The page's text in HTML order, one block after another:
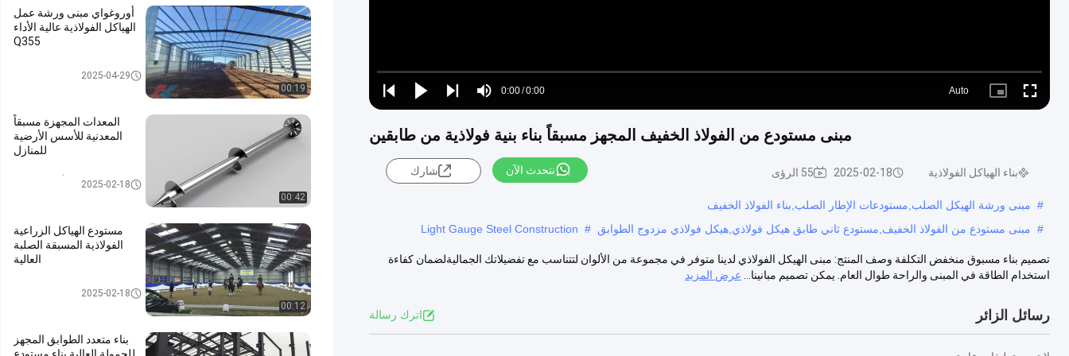
Play
Play
Play
Mute
Time
0:00/0:00
Loaded:
0%
Auto
Picture- Fullscreen
مبنى مستودع من الفولاذ الخفيف المجهز مسبقاً بناء بنية فولاذية من طابقين
بناء الهياكل الفولاذية 2025-02-18 55 الرؤى نتحدث الآن شارك
# مبنى ورشة الهيكل الصلب,مستودعات الإطار الصلب,بناء الفولاذ الخفيف
# مبنى مستودع من الفولاذ الخفيف,مستودع ثاني طابق هيكل فولاذي,هيكل فولاذي مزدوج الطوابق #
Light Gauge Steel Construction
تصميم بناء مسبوق منخفض التكلفة وصف المنتج: مبنى الهيكل الفولاذي لدينا متوفر في مجموعة من الألوان لتتناسب مع تفضيلاتك الجماليةلضمان كفاءة
استخدام الطاقة في المبنى والراحة طوال العام. يمكن تصميم مبانينا...
عرض المزيد
رسائل الزائر اترك رسالة
00:19
أوروغواي مبنى ورشة عمل
الهياكل الفولاذية عالية الأداء
Q355
ورشة عمل الهياكل الفولاذية
2025-04-29
00:42
المعدات المجهزة مسبقاً
المعدنية للأسس الأرضية
للمنازل
مرساة الأرض المدارية2025-02-18
00:12
مستودع الهياكل الزراعية
الفولاذية المسبقة الصلبة
العالية
بناء الفولاذ الزراعي2025-02-18
بناء متعدد الطوابق المجهز